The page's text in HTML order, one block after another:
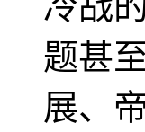
题甚
展、